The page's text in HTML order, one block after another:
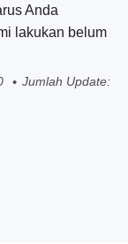
Anda
lakukan belum
Jumlah Update: